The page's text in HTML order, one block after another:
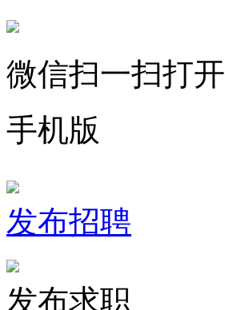
微信扫一扫打开
手机版
发布招聘
发布求职